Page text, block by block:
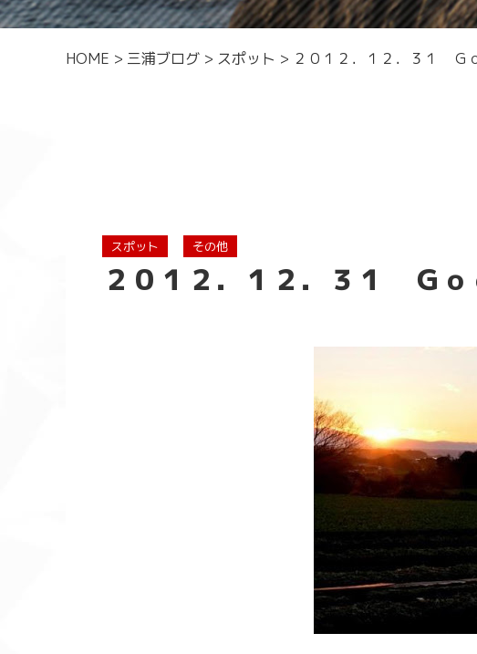
HOME > 三浦ブログ > スポット > ２０１２．１２．３１
スポット その他
２０１２．１２．３１ Ｇ